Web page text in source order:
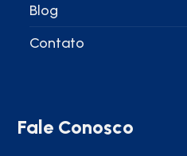
Blog
Contato
Fale Conosco